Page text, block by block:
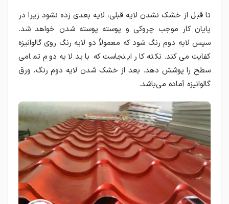
تا قبل از خشک نشدن لایه قبلی، لایه بعدی زده نشود زیرا در
پایان کار موجب چروکی و پوسته پوسته شدن خواهد شد.
سپس لایه دوم رنگ شود که معمولاً دو لایه رنگ روی گالوانیزه
کفایت می‌کند. نکته کار اینجاست که باید لایه دوم تمامی
سطح را پوشش دهد. بعد از خشک شدن لایه دوم رنگ، ورق
گالوانیزه آماده می‌باشد.